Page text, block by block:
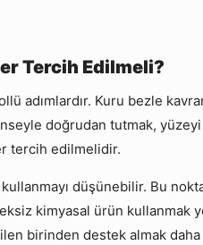
Tercih Edilmeli?
adımlardır. Kuru bezle
doğrudan tutmak,
tercih edilmelidir.
düşünebilir. Bu
kimyasal ürün
birinden destek almak